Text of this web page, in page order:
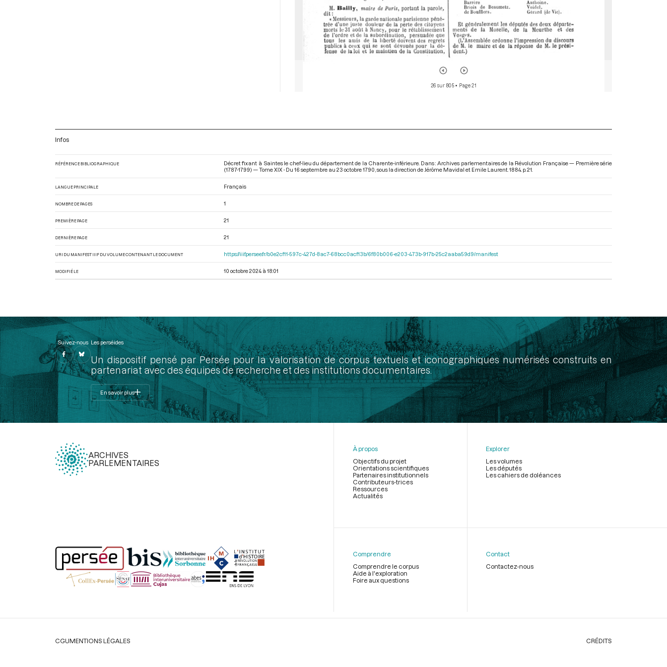
26 sur 805• Page 21
Infos
RÉFÉRENCE BIBLIOGRAPHIQUE
Décret fixant à Saintes le chef-lieu du département de la Charente-inférieure. Dans : Archives parlementaires de la Révolution Française — Première série
(1787-1799) — Tome XIX - Du 16 septembre au 23 octobre 1790 , sous la direction de Jérôme Mavidal et Emile Laurent. 1884. p. 21.
LANGUE PRINCIPALE Français
NOMBRE DE PAGES 1
PREMIÈRE PAGE 21
DERNIÈRE PAGE 21
URI DU MANIFEST IIIF DU VOLUME CONTENANT LE DOCUMENT https://iiif.persee.fr/b0e2cf11-597c-427d-8ac7-68bcc0acf13b/6f80b006-e203-473b-917b-25c2aaba59d9/manifest
MODIFIÉ LE 10 octobre 2024 à 18:01
Suivez-nous Les perséides
Un dispositif pensé par Persée pour la valorisation de corpus textuels et iconographiques numérisés construits en
partenariat avec des équipes de recherche et des institutions documentaires.
En savoir plus
ARCHIVES
PARLEMENTAIRES
page
À propos
Objectifs du projet
Orientations scientifiques
Partenaires institutionnels
Contributeurs-trices
Ressources
Actualités
Explorer
Les volumes
Les députés
Les cahiers de doléances
Comprendre
Comprendre le corpus
Aide à l'exploration
Foire aux questions
Contact
Contactez-nous
Légal
CGUMENTIONS LÉGALES CRÉDITS